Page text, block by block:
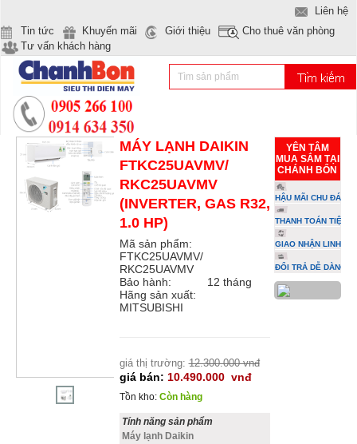
Liên hệ
Tin tức
Khuyến mãi Giới thiệu
Cho thuê văn phòng
Tư vấn khách hàng
MÁY LẠNH DAIKIN
FTKC25UAVMV/
RKC25UAVMV
(INVERTER, GAS R32,
1.0 HP)
Mã sản phẩm:
FTKC25UAVMV/
RKC25UAVMV
Bảo hành:
12 tháng
Hãng sản xuất:
MITSUBISHI
giá thị trường:12.300.000 vnđ
giá bán: 10.490.000 vnđ
Tồn kho: Còn hàng
Tính năng sản phẩm
Máy lạnh Daikin
YÊN TÂM
MUA SẮM TẠI
CHÁNH BỔN
HẬU MÃI CHU ĐÁO
THANH TOÁN TIỆN
GIAO NHẬN LINH
ĐỔI TRẢ DỄ DÀNG